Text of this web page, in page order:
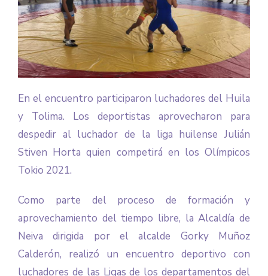
En el encuentro participaron luchadores del Huila
y Tolima. Los deportistas aprovecharon para
despedir al luchador de la liga huilense Julián
Stiven Horta quien competirá en los Olímpicos
Tokio 2021.
Como parte del proceso de formación y
aprovechamiento del tiempo libre, la Alcaldía de
Neiva dirigida por el alcalde Gorky Muñoz
Calderón, realizó un encuentro deportivo con
luchadores de las Ligas de los departamentos del